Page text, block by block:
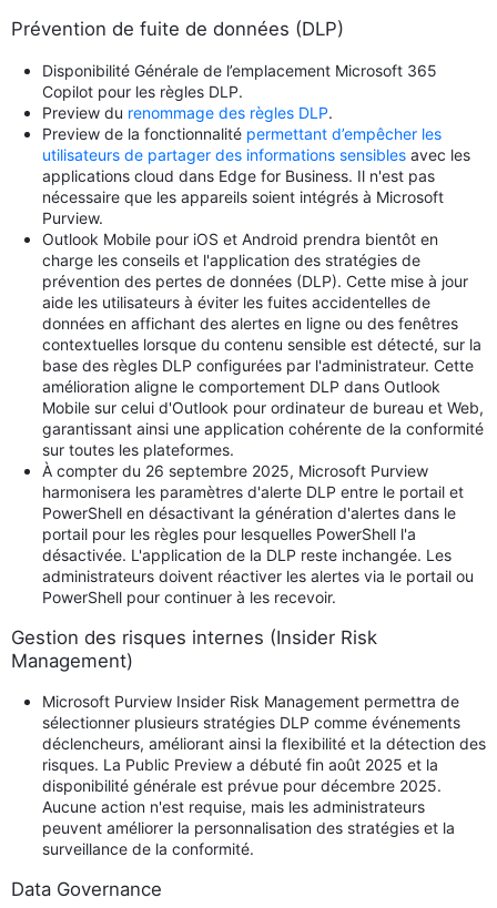
Prévention de fuite de données (DLP)
Disponibilité Générale de l’emplacement Microsoft 365
Copilot pour les règles DLP.
Preview du renommage des règles DLP.
Preview de la fonctionnalité permettant d’empêcher les
utilisateurs de partager des informations sensibles avec les
applications cloud dans Edge for Business. Il n'est pas
nécessaire que les appareils soient intégrés à Microsoft
Purview.
Outlook Mobile pour iOS et Android prendra bientôt en
charge les conseils et l'application des stratégies de
prévention des pertes de données (DLP). Cette mise à jour
aide les utilisateurs à éviter les fuites accidentelles de
données en affichant des alertes en ligne ou des fenêtres
contextuelles lorsque du contenu sensible est détecté, sur la
base des règles DLP configurées par l'administrateur. Cette
amélioration aligne le comportement DLP dans Outlook
Mobile sur celui d'Outlook pour ordinateur de bureau et Web,
garantissant ainsi une application cohérente de la conformité
sur toutes les plateformes.
À compter du 26 septembre 2025, Microsoft Purview
harmonisera les paramètres d'alerte DLP entre le portail et
PowerShell en désactivant la génération d'alertes dans le
portail pour les règles pour lesquelles PowerShell l'a
désactivée. L'application de la DLP reste inchangée. Les
administrateurs doivent réactiver les alertes via le portail ou
PowerShell pour continuer à les recevoir.
Gestion des risques internes (Insider Risk
Management)
Microsoft Purview Insider Risk Management permettra de
sélectionner plusieurs stratégies DLP comme événements
déclencheurs, améliorant ainsi la flexibilité et la détection des
risques. La Public Preview a débuté fin août 2025 et la
disponibilité générale est prévue pour décembre 2025.
Aucune action n'est requise, mais les administrateurs
peuvent améliorer la personnalisation des stratégies et la
surveillance de la conformité.
Data Governance